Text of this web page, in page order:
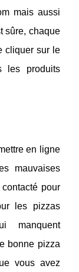
mais aussi
sûre, chaque
cliquer sur le
les produits
en ligne
mauvaises
pour
les pizzas
manquent
bonne pizza
vous avez